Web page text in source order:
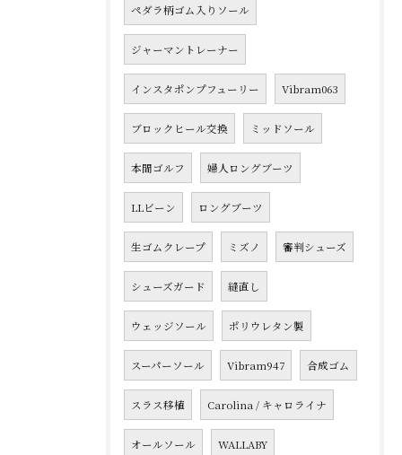
ペダラ柄ゴム入りソール
ジャーマントレーナー
インスタポンプフューリー Vibram063
ブロックヒール交換 ミッドソール
本間ゴルフ 婦人ロングブーツ
LLビーン ロングブーツ
生ゴムクレープ ミズノ 審判シューズ
シューズガード 縫直し
ウェッジソール ポリウレタン製
スーパーソール Vibram947 合成ゴム
スラス移植 Carolina / キャロライナ
オールソール WALLABY